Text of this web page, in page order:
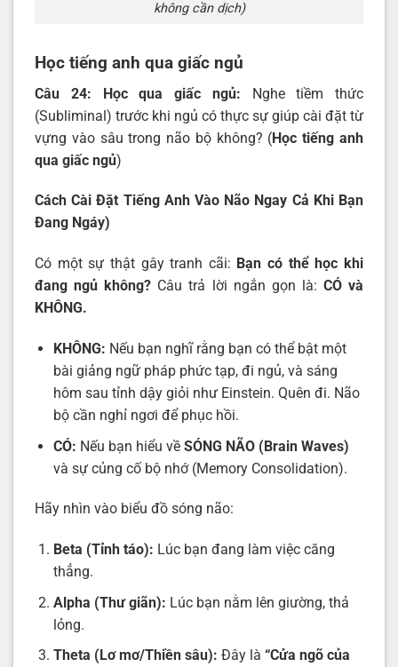
không cần dịch)
Học tiếng anh qua giấc ngủ
Câu 24: Học qua giấc ngủ: Nghe tiềm thức
(Subliminal) trước khi ngủ có thực sự giúp cài đặt từ
vựng vào sâu trong não bộ không? (Học tiếng anh
qua giấc ngủ)
Cách Cài Đặt Tiếng Anh Vào Não Ngay Cả Khi Bạn
Đang Ngáy)
Có một sự thật gây tranh cãi: Bạn có thể học khi
đang ngủ không? Câu trả lời ngắn gọn là: CÓ và
KHÔNG.
KHÔNG: Nếu bạn nghĩ rằng bạn có thể bật một
bài giảng ngữ pháp phức tạp, đi ngủ, và sáng
hôm sau tỉnh dậy giỏi như Einstein. Quên đi. Não
bộ cần nghỉ ngơi để phục hồi.
CÓ: Nếu bạn hiểu về SÓNG NÃO (Brain Waves)
và sự củng cố bộ nhớ (Memory Consolidation).
Hãy nhìn vào biểu đồ sóng não:
Beta (Tỉnh táo): Lúc bạn đang làm việc căng
thẳng.
Alpha (Thư giãn): Lúc bạn nằm lên giường, thả
lỏng.
Theta (Lơ mơ/Thiền sâu): Đây là “Cửa ngõ của